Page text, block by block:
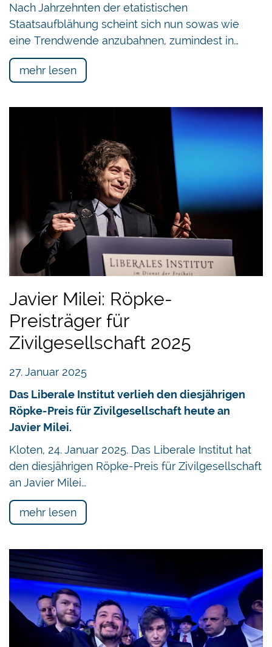
Nach Jahrzehnten der etatistischen
Staatsaufblähung scheint sich nun sowas wie
eine Trendwende anzubahnen, zumindest in…
mehr lesen
Javier Milei: Röpke-
Preisträger für
Zivilgesellschaft 2025
27. Januar 2025
Das Liberale Institut verlieh den diesjährigen
Röpke-Preis für Zivilgesellschaft heute an
Javier Milei.
Kloten, 24. Januar 2025. Das Liberale Institut hat
den diesjährigen Röpke-Preis für Zivilgesellschaft
an Javier Milei…
mehr lesen